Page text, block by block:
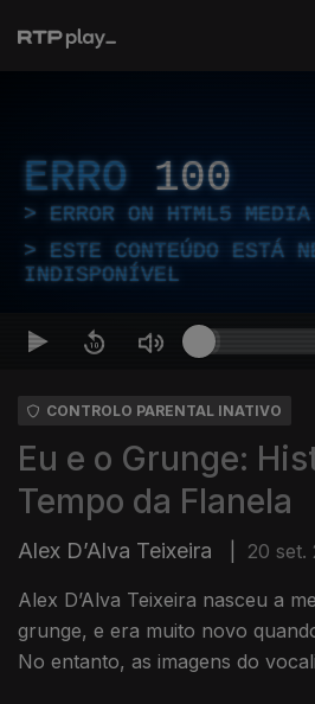
ERRO 100
ERROR ON HTML5
ESTE CONTEÚDO ESTÁ
INDISPONÍVEL
CONTROLO PARENTAL INATIVO
Eu e o Grunge:
Tempo da Flanela
Alex D’Alva Teixeira 20 set.
Alex D’Alva Teixeira nasceu a
grunge, e era muito novo
No entanto, as imagens do